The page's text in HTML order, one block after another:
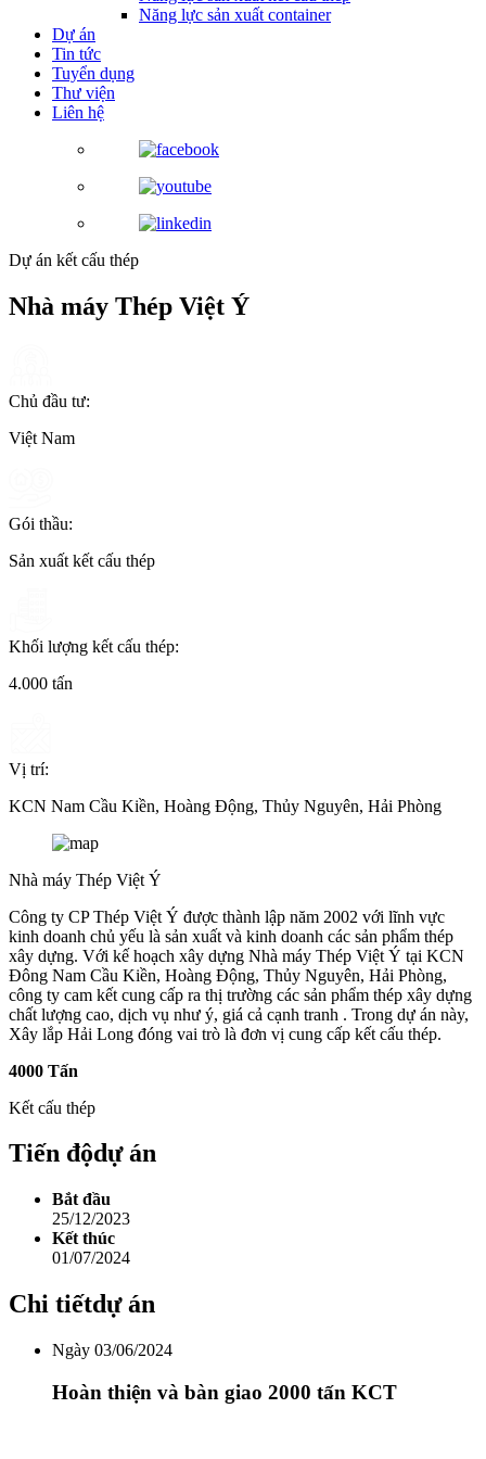
Năng lực sản xuất container
Dự án
Tin tức
Tuyển dụng
Thư viện
Liên hệ
Dự án kết cấu thép
Nhà máy Thép Việt Ý
Chủ đầu tư:
Việt Nam
Gói thầu:
Sản xuất kết cấu thép
Khối lượng kết cấu thép:
4.000 tấn
Vị trí:
KCN Nam Cầu Kiền, Hoàng Động, Thủy Nguyên, Hải Phòng
Nhà máy Thép Việt Ý
Công ty CP Thép Việt Ý được thành lập năm 2002 với lĩnh vực
kinh doanh chủ yếu là sản xuất và kinh doanh các sản phẩm thép
xây dựng. Với kế hoạch xây dựng Nhà máy Thép Việt Ý tại KCN
Đông Nam Cầu Kiền, Hoàng Động, Thủy Nguyên, Hải Phòng,
công ty cam kết cung cấp ra thị trường các sản phẩm thép xây dựng
chất lượng cao, dịch vụ như ý, giá cả cạnh tranh . Trong dự án này,
Xây lắp Hải Long đóng vai trò là đơn vị cung cấp kết cấu thép.
4000 Tấn
Kết cấu thép
Tiến độdự án
Bắt đầu
25/12/2023
Kết thúc
01/07/2024
Chi tiếtdự án
Ngày 03/06/2024
Hoàn thiện và bàn giao 2000 tấn KCT